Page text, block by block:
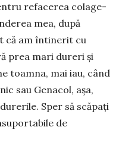
refacerea colage­
mea, după
că am întinerit cu
prea mari dureri și
toamna, mai iau, când
sau Genacol, așa,
Sper să scăpați
de